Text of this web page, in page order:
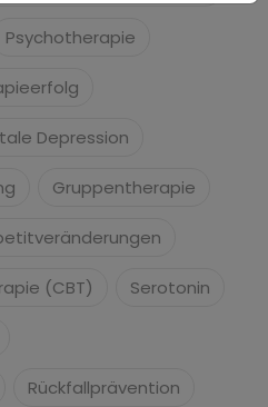
Psychotherapie
Depression
Gruppentherapie
(CBT) Serotonin
Rückfallprävention